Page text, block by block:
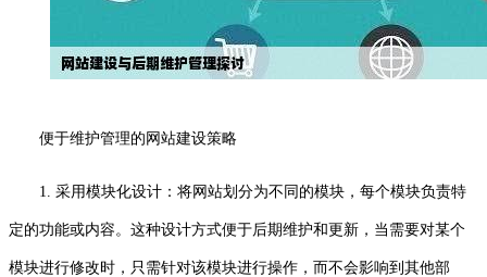
便于维护管理的网站建设策略
1. 采用模块化设计：将网站划分为不同的模块，每个模块负责特
定的功能或内容。这种设计方式便于后期维护和更新，当需要对某个
模块进行修改时，只需针对该模块进行操作，而不会影响到其他部